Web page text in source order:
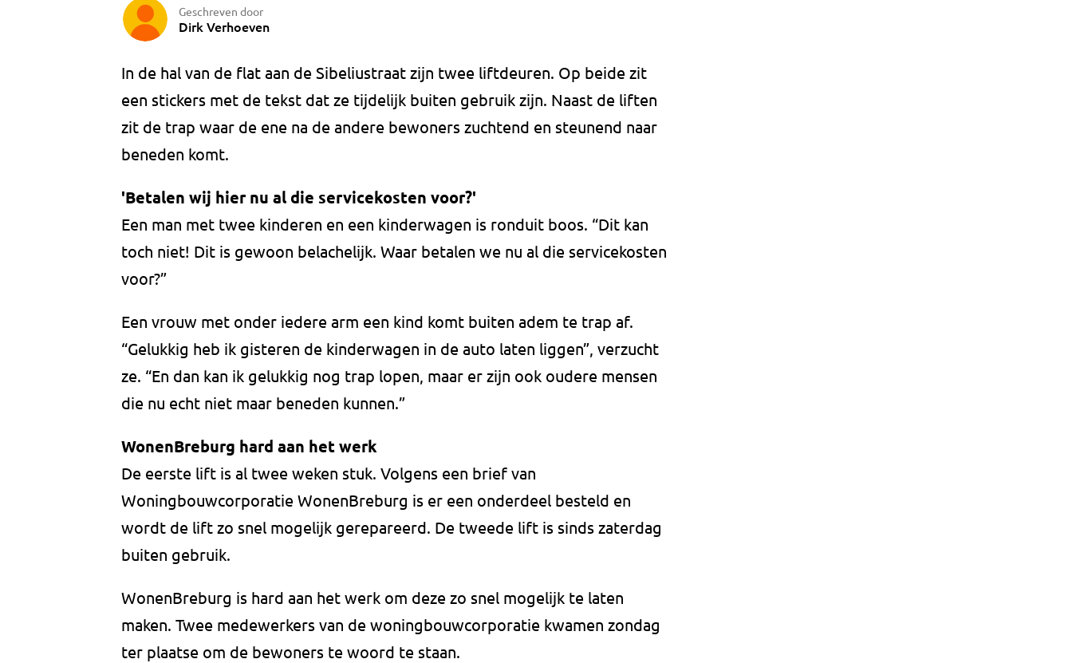
Geschreven door
Dirk Verhoeven
In de hal van de flat aan de Sibeliustraat zijn twee liftdeuren. Op beide zit
een stickers met de tekst dat ze tijdelijk buiten gebruik zijn. Naast de liften
zit de trap waar de ene na de andere bewoners zuchtend en steunend naar
beneden komt.
'Betalen wij hier nu al die servicekosten voor?'
Een man met twee kinderen en een kinderwagen is ronduit boos. “Dit kan
toch niet! Dit is gewoon belachelijk. Waar betalen we nu al die servicekosten
voor?”
Een vrouw met onder iedere arm een kind komt buiten adem te trap af.
“Gelukkig heb ik gisteren de kinderwagen in de auto laten liggen”, verzucht
ze. “En dan kan ik gelukkig nog trap lopen, maar er zijn ook oudere mensen
die nu echt niet maar beneden kunnen.”
WonenBreburg hard aan het werk
De eerste lift is al twee weken stuk. Volgens een brief van
Woningbouwcorporatie WonenBreburg is er een onderdeel besteld en
wordt de lift zo snel mogelijk gerepareerd. De tweede lift is sinds zaterdag
buiten gebruik.
WonenBreburg is hard aan het werk om deze zo snel mogelijk te laten
maken. Twee medewerkers van de woningbouwcorporatie kwamen zondag
ter plaatse om de bewoners te woord te staan.